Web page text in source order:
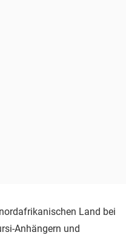
Land bei
Anhängern und